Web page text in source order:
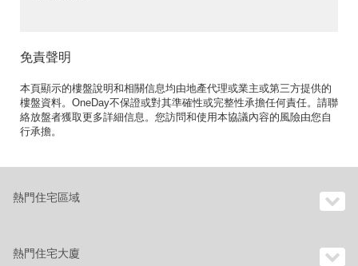
免責聲明
本頁顯示的樓盤說明和相關信息均由地產代理或業主或第三方提供的
樓盤資料。OneDay不保證或對其準確性或完整性承擔任何責任。請聯
絡放盤者獲取更多詳細信息。您訪問和使用本協議內容的風險由您自
行承擔。
熱門住宅區域
熱門住宅大廈